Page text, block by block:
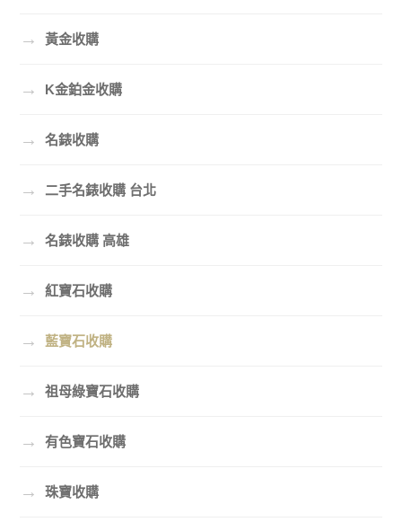
→ 黃金收購
→ K金鉑金收購
→ 名錶收購
→ 二手名錶收購 台北
→ 名錶收購 高雄
→ 紅寶石收購
→ 藍寶石收購
→ 祖母綠寶石收購
→ 有色寶石收購
→ 珠寶收購